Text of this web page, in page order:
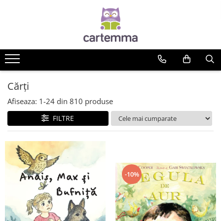
Tematică
Craciun
Activități
Atlase si enciclopedii
Carte de bucate
Călătorie
Educație
Educație financiară
Hobby si craft
Inteligenta emotionala
Limbi străine
Muzicale
Cărți
Afiseaza: 1-24 din 810 produse
FILTRE
-10%